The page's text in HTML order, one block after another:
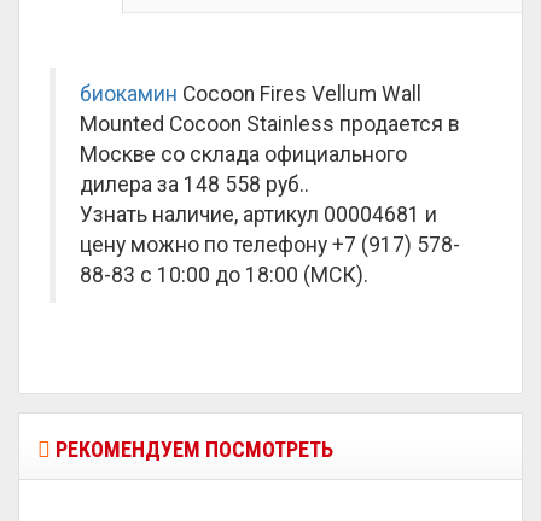
биокамин Cocoon Fires Vellum Wall
Mounted Cocoon Stainless продается в
Москве со склада официального
дилера за 148 558 руб..
Узнать наличие, артикул 00004681 и
цену можно по телефону +7 (917) 578-
88-83 с 10:00 до 18:00 (МСК).
РЕКОМЕНДУЕМ ПОСМОТРЕТЬ